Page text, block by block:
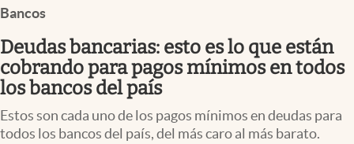
Pc y celular
Vida y estilo
Tv
Bancos
Deudas bancarias: esto es lo que están
cobrando para pagos mínimos en todos
los bancos del país
Estos son cada uno de los pagos mínimos en deudas para
todos los bancos del país, del más caro al más barato.